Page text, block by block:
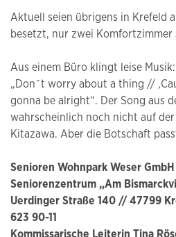
Aktuell seien übrigens in Krefeld
besetzt, nur zwei Komfortzimmer
Aus einem Büro klingt leise
„Donˇt worry about a thing //
gonna be alright“. Der Song aus
wahrscheinlich noch nicht auf
Kitazawa. Aber die Botschaft
Senioren Wohnpark Weser GmbH
Seniorenzentrum „Am
Uerdinger Straße 140 // 47799
623 90-11
Kommissarische Leiterin Tina